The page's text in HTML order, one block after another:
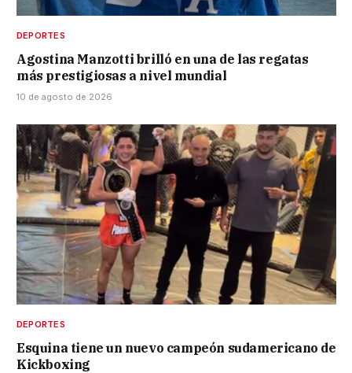
DEPORTES
Agostina Manzotti brilló en una de las regatas
más prestigiosas a nivel mundial
10 de agosto de 2026
DEPORTES
Esquina tiene un nuevo campeón sudamericano de
Kickboxing